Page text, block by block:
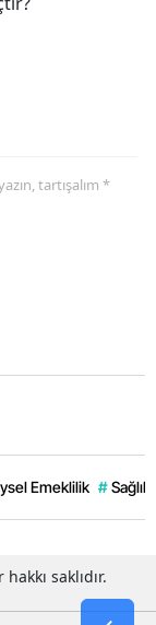
tartışalım *
Emeklilik # Sağlık
saklıdır.